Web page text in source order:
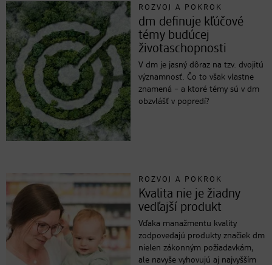
ROZVOJ A POKROK
dm definuje kľúčové
témy budúcej
životaschopnosti
V dm je jasný dôraz na tzv. dvojitú
významnosť. Čo to však vlastne
znamená – a ktoré témy sú v dm
obzvlášť v popredí?
ROZVOJ A POKROK
Kvalita nie je žiadny
vedľajší produkt
Vďaka manažmentu kvality
zodpovedajú produkty značiek dm
nielen zákonným požiadavkám,
ale navyše vyhovujú aj najvyšším